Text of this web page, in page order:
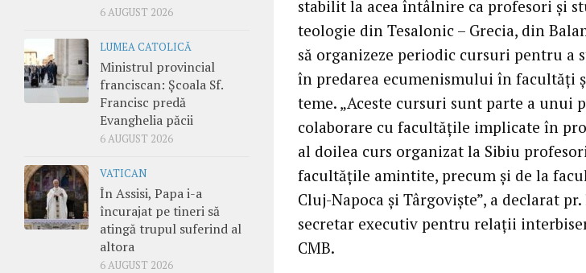
stabilit la acea întâlnire ca profesori şi
teologie din Tesalonic – Grecia, din
să organizeze periodic cursuri pentru a
în predarea ecumenismului în facultăţi
teme. „Aceste cursuri sunt parte a unui
colaborare cu facultăţile implicate în
al doilea curs organizat la Sibiu
facultăţile amintite, precum şi de la
Cluj-Napoca şi Târgovişte”, a declarat
secretar executiv pentru relaţii
CMB.
6 AUGUST 2026
LUMEA CATOLICĂ
Ministrul provincial
franciscan: Școala Sf.
Francisc predă
Evanghelia păcii
6 AUGUST 2026
VATICAN
În Assisi, Papa i-a
încurajat pe tineri să
atingă trupul suferind al
altora
6 AUGUST 2026